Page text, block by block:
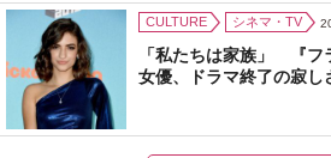
CULTURE シネマ・TV
「私たちは家族」 『フ
女優、ドラマ終了の寂し